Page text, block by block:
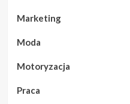
Marketing
Moda
Motoryzacja
Praca